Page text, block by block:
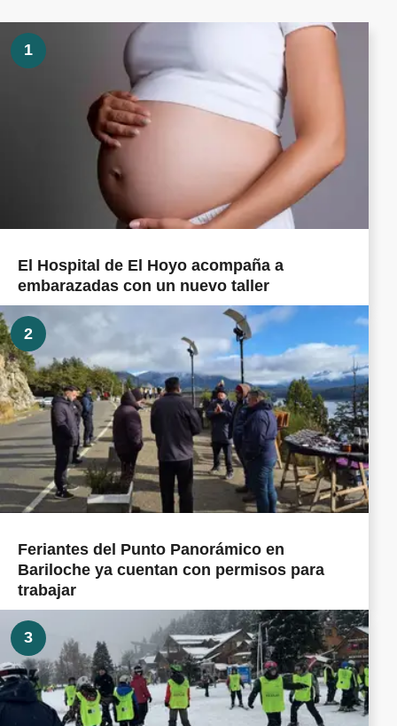
1
El Hospital de El Hoyo acompaña a
embarazadas con un nuevo taller
2
Feriantes del Punto Panorámico en
Bariloche ya cuentan con permisos para
trabajar
3